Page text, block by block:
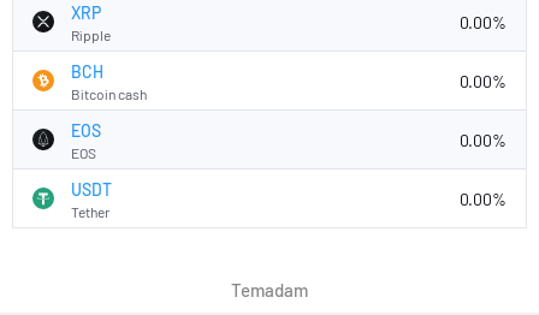
XRP
Ripple
0.00%
BCH
Bitcoin cash
0.00%
EOS
EOS
0.00%
USDT
Tether
0.00%
Temadam